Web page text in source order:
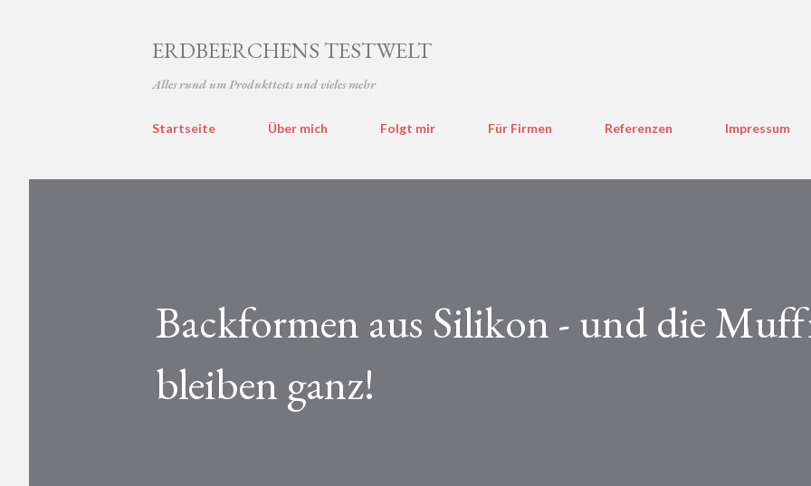
ERDBEERCHENS TESTWELT
Alles rund um Produkttests und vieles mehr
Startseite Über mich Folgt mir Für Firmen Referenzen Impressum
Backformen aus Silikon - und die
bleiben ganz!